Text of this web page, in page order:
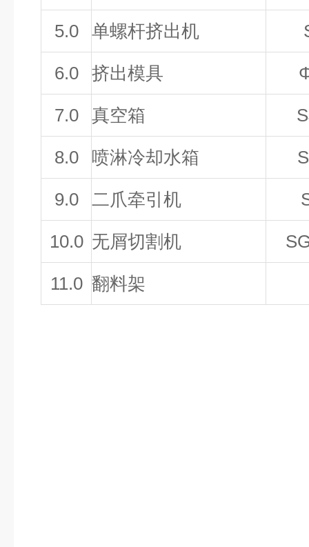
5.0 单螺杆挤出机
6.0 挤出模具
7.0 真空箱
8.0 喷淋冷却水箱
9.0 二爪牵引机
10.0 无屑切割机
11.0 翻料架